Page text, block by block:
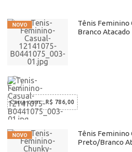
Tênis Feminino
Branco Atacado
Caixa com: R$ 786,00
Tênis Feminino
Preto/Branco